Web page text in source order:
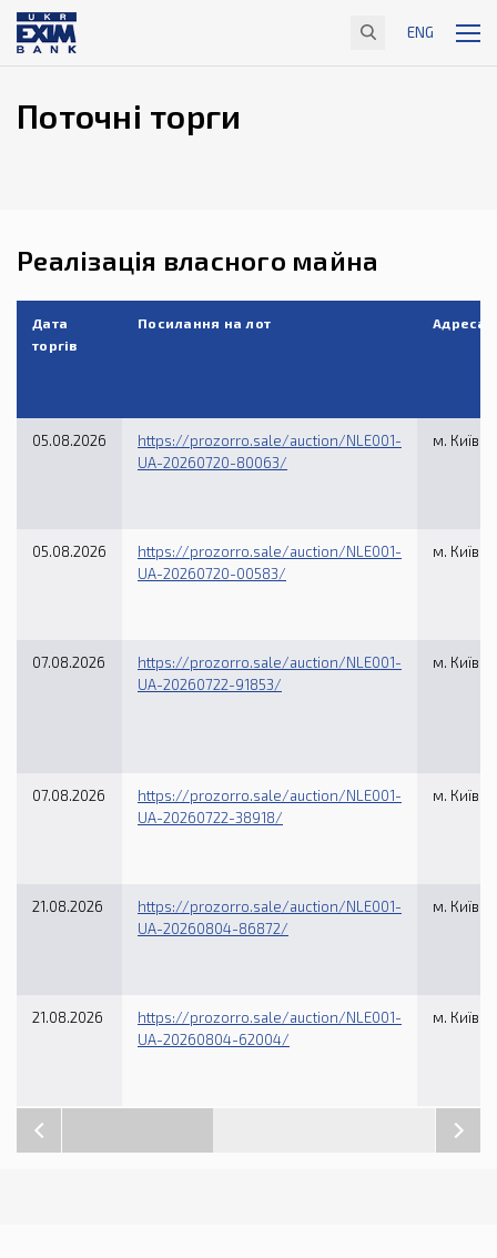
ENG
Поточні торги
Реалізація власного майна
Дата
торгів
Посилання на лот Адреса
05.08.2026
https://prozorro.sale/auction/NLE001-
UA-20260720-80063/
м. Київ,
05.08.2026
https://prozorro.sale/auction/NLE001-
UA-20260720-00583/
м. Київ,
07.08.2026
https://prozorro.sale/auction/NLE001-
UA-20260722-91853/
м. Київ,
07.08.2026
https://prozorro.sale/auction/NLE001-
UA-20260722-38918/
м. Київ,
21.08.2026
https://prozorro.sale/auction/NLE001-
UA-20260804-86872/
м. Київ,
21.08.2026
https://prozorro.sale/auction/NLE001-
UA-20260804-62004/
м. Київ,